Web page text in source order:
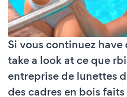
Si vous continuez have
take a look at ce que
entreprise de lunettes
des cadres en bois faits